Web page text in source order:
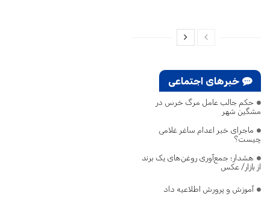
خبرهای اجتماعی
حکم جالب عامل مرگ خرس در
مشگین‌ شهر
ماجرای خبر اعدام ساغر غلامی
چیست؟
هشدار؛ جمع‌آوری روغن‌های یک برند
از بازار/ عکس
آموزش و پرورش اطلاعیه داد